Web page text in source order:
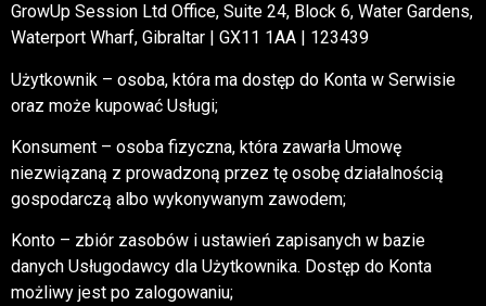
GrowUp Session Ltd Office, Suite 24, Block 6, Water Gardens,
Waterport Wharf, Gibraltar | GX11 1AA | 123439
Użytkownik – osoba, która ma dostęp do Konta w Serwisie
oraz może kupować Usługi;
Konsument – osoba fizyczna, która zawarła Umowę
niezwiązaną z prowadzoną przez tę osobę działalnością
gospodarczą albo wykonywanym zawodem;
Konto – zbiór zasobów i ustawień zapisanych w bazie
danych Usługodawcy dla Użytkownika. Dostęp do Konta
możliwy jest po zalogowaniu;